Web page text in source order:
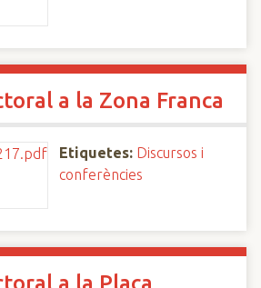
a la Zona Franca
Etiquetes: Discursos i
conferències
a la Plaça